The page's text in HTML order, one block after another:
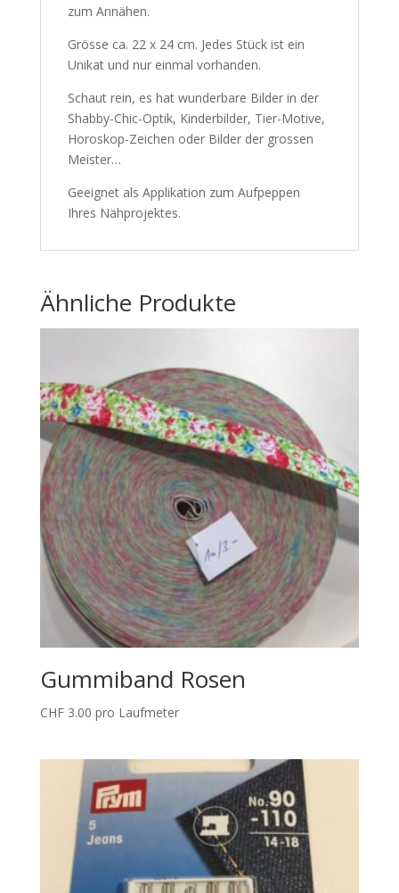
zum Annähen.
Grösse ca. 22 x 24 cm. Jedes Stück ist ein
Unikat und nur einmal vorhanden.
Schaut rein, es hat wunderbare Bilder in der
Shabby-Chic-Optik, Kinderbilder, Tier-Motive,
Horoskop-Zeichen oder Bilder der grossen
Meister…
Geeignet als Applikation zum Aufpeppen
Ihres Nähprojektes.
Ähnliche Produkte
Gummiband Rosen
CHF3.00 pro Laufmeter